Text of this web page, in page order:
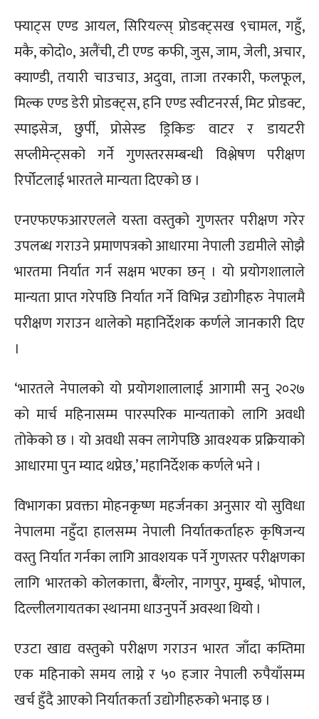
फ्याट्स एण्ड आयल, सिरियल्स् प्रोडक्ट्सख ९चामल, गहुँ,
मकै, कोदो०, अलैंची, टी एण्ड कफी, जुस, जाम, जेली, अचार,
क्याण्डी, तयारी चाउचाउ, अदुवा, ताजा तरकारी, फलफूल,
मिल्क एण्ड डेरी प्रोडक्ट्स, हनि एण्ड स्वीटनरर्स, मिट प्रोडक्ट,
स्पाइसेज, छुर्पी, प्रोसेस्ड ड्रिकिङ वाटर र डायटरी
सप्लीमेन्ट्सको गर्ने गुणस्तरसम्बन्धी विश्लेषण परीक्षण
रिर्पोटलाई भारतले मान्यता दिएको छ ।
एनएफएफआरएलले यस्ता वस्तुको गुणस्तर परीक्षण गरेर
उपलब्ध गराउने प्रमाणपत्रको आधारमा नेपाली उद्यमीले सोझै
भारतमा निर्यात गर्न सक्षम भएका छन् । यो प्रयोगशालाले
मान्यता प्राप्त गरेपछि निर्यात गर्ने विभिन्न उद्योगीहरु नेपालमै
परीक्षण गराउन थालेको महानिर्देशक कर्णले जानकारी दिए
।
‘भारतले नेपालको यो प्रयोगशालालाई आगामी सनु २०२७
को मार्च महिनासम्म पारस्परिक मान्यताको लागि अवधी
तोकेको छ । यो अवधी सक्न लागेपछि आवश्यक प्रक्रियाको
आधारमा पुन म्याद थप्नेछ,’ महानिर्देशक कर्णले भने ।
विभागका प्रवक्ता मोहनकृष्ण महर्जनका अनुसार यो सुविधा
नेपालमा नहुँदा हालसम्म नेपाली निर्यातकर्ताहरु कृषिजन्य
वस्तु निर्यात गर्नका लागि आवशयक पर्ने गुणस्तर परीक्षणका
लागि भारतको कोलकात्ता, बैंग्लोर, नागपुर, मुम्बई, भोपाल,
दिल्लीलगायतका स्थानमा धाउनुपर्ने अवस्था थियो ।
एउटा खाद्य वस्तुको परीक्षण गराउन भारत जाँदा कम्तिमा
एक महिनाको समय लाग्ने र ५० हजार नेपाली रुपैयाँसम्म
खर्च हुँदै आएको निर्यातकर्ता उद्योगीहरुको भनाइ छ ।